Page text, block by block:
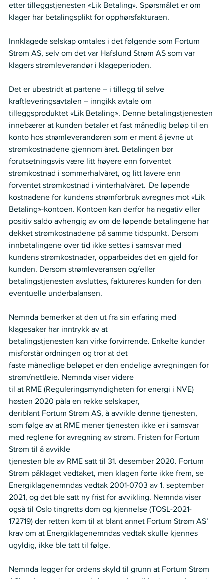
etter tilleggstjenesten «Lik Betaling». Spørsmålet er om
klager har betalingsplikt for opphørsfakturaen.
Innklagede selskap omtales i det følgende som Fortum
Strøm AS, selv om det var Hafslund Strøm AS som var
klagers strømleverandør i klageperioden.
Det er ubestridt at partene – i tillegg til selve
kraftleveringsavtalen – inngikk avtale om
tilleggsproduktet «Lik Betaling». Denne betalingstjenesten
innebærer at kunden betaler et fast månedlig beløp til en
konto hos strømleverandøren som er ment å jevne ut
strømkostnadene gjennom året. Betalingen bør
forutsetningsvis være litt høyere enn forventet
strømkostnad i sommerhalvåret, og litt lavere enn
forventet strømkostnad i vinterhalvåret.  De løpende
kostnadene for kundens strømforbruk avregnes mot «Lik
Betaling»-kontoen. Kontoen kan derfor ha negativ eller
positiv saldo avhengig av om de løpende betalingene har
dekket strømkostnadene på samme tidspunkt. Dersom
innbetalingene over tid ikke settes i samsvar med
kundens strømkostnader, opparbeides det en gjeld for
kunden. Dersom strømleveransen og/eller
betalingstjenesten avsluttes, faktureres kunden for den
eventuelle underbalansen.
Nemnda bemerker at den ut fra sin erfaring med
klagesaker har inntrykk av at
betalingstjenesten kan virke forvirrende. Enkelte kunder
misforstår ordningen og tror at det
faste månedlige beløpet er den endelige avregningen for
strøm/nettleie. Nemnda viser videre
til at RME (Reguleringsmyndigheten for energi i NVE)
høsten 2020 påla en rekke selskaper,
deriblant Fortum Strøm AS, å avvikle denne tjenesten,
som følge av at RME mener tjenesten ikke er i samsvar
med reglene for avregning av strøm. Fristen for Fortum
Strøm til å avvikle
tjenesten ble av RME satt til 31. desember 2020. Fortum
Strøm påklaget vedtaket, men klagen førte ikke frem, se
Energiklagenemndas vedtak 2001-0703 av 1. september
2021, og det ble satt ny frist for avvikling. Nemnda viser
også til Oslo tingretts dom og kjennelse (TOSL-2021-
172719) der retten kom til at blant annet Fortum Strøm AS’
krav om at Energiklagenemndas vedtak skulle kjennes
ugyldig, ikke ble tatt til følge.
Nemnda legger for ordens skyld til grunn at Fortum Strøm